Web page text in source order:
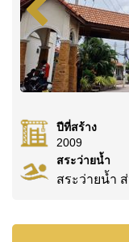
ปีที่สร้าง
2009
สระว่ายน้ำ
สระว่ายน้ำ